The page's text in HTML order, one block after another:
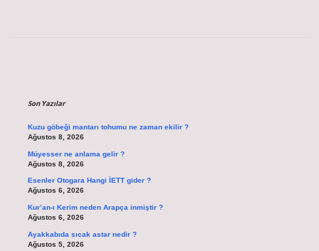
Son Yazılar
Kuzu göbeği mantarı tohumu ne zaman ekilir ?
Ağustos 8, 2026
Müyesser ne anlama gelir ?
Ağustos 8, 2026
Esenler Otogara Hangi İETT gider ?
Ağustos 6, 2026
Kur’an-ı Kerim neden Arapça inmiştir ?
Ağustos 6, 2026
Ayakkabıda sıcak astar nedir ?
Ağustos 5, 2026